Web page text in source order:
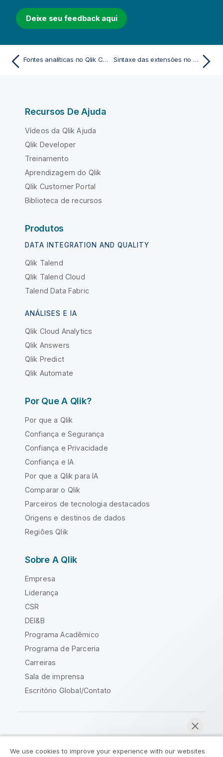
Deixe seu feedback aqui
Fontes analíticas no Qlik Cloud Analytics Sintaxe das extensões no lado do servidor
Recursos De Ajuda
Vídeos da Qlik Ajuda
Qlik Developer
Treinamento
Aprendizagem do Qlik
Qlik Customer Portal
Biblioteca de recursos
Produtos
DATA INTEGRATION AND QUALITY
Qlik Talend
Qlik Talend Cloud
Talend Data Fabric
ANÁLISES E IA
Qlik Cloud Analytics
Qlik Answers
Qlik Predict
Qlik Automate
Por Que A Qlik?
Por que a Qlik
Confiança e Segurança
Confiança e Privacidade
Confiança e IA
Por que a Qlik para IA
Comparar o Qlik
Parceiros de tecnologia destacados
Origens e destinos de dados
Regiões Qlik
Sobre A Qlik
Empresa
Liderança
CSR
DEI&B
Programa Acadêmico
Programa de Parceria
Carreiras
Sala de imprensa
Escritório Global/Contato
We use cookies to improve your experience with our websites